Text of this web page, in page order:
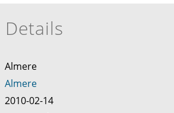
Details
Almere
Almere
2010-02-14